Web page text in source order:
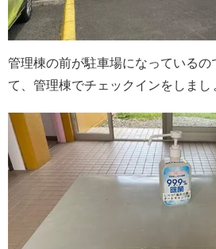
管理棟の前が駐車場になっているの
て、管理棟でチェックインをしまし